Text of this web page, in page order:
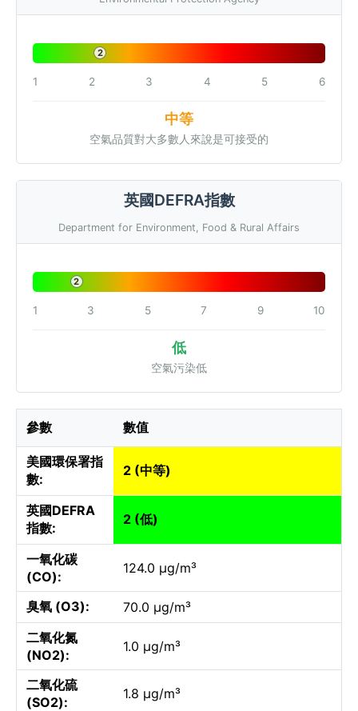
2
1 2 3 4 5 6
中等
空氣品質對大多數人來說是可接受的
英國DEFRA指數
Department for Environment, Food & Rural Affairs
2
1 3 5 7 9 10
低
空氣污染低
參數 數值
美國環保署指
數:
2 (中等)
英國DEFRA
指數:
2 (低)
一氧化碳
(CO):
124.0 µg/m³
臭氧 (O3):
70.0 µg/m³
二氧化氮
(NO2):
1.0 µg/m³
二氧化硫
(SO2):
1.8 µg/m³